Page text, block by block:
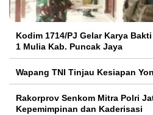
Kodim 1714/PJ Gelar Karya
1 Mulia Kab. Puncak Jaya
Wapang TNI Tinjau Kesiapan
Rakorprov Senkom Mitra Polri
Kepemimpinan dan Kaderisasi